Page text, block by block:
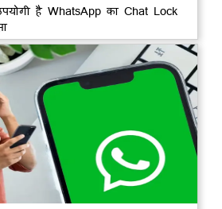
है WhatsApp का Chat Lock